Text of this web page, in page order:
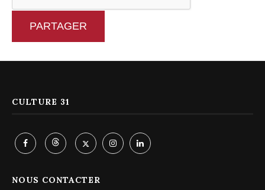
PARTAGER
CULTURE 31
NOUS CONTACTER